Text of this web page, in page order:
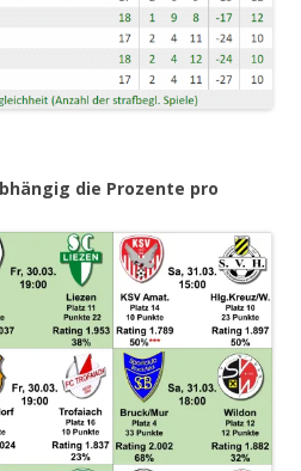
die Prozente pro